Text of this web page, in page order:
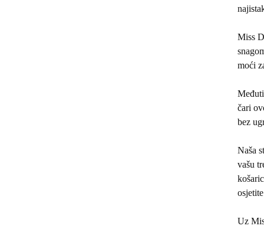
Miss
moći
čari
bez
Naša
vašu
Uz